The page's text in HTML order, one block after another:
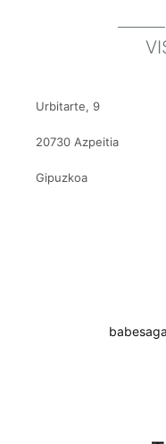
Urbitarte, 9
20730 Azpeitia
Gipuzkoa